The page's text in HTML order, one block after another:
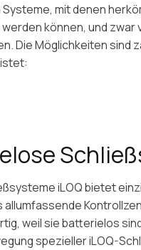
Systeme, mit denen
können, und zwar
Die Möglichkeiten sind
iLOQ bietet
allumfassende
weil sie batterielos
spezieller iLOQ-